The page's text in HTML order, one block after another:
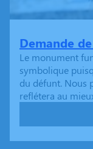
Demande
Le monument
symbolique
du défunt. Nous
reflétera au